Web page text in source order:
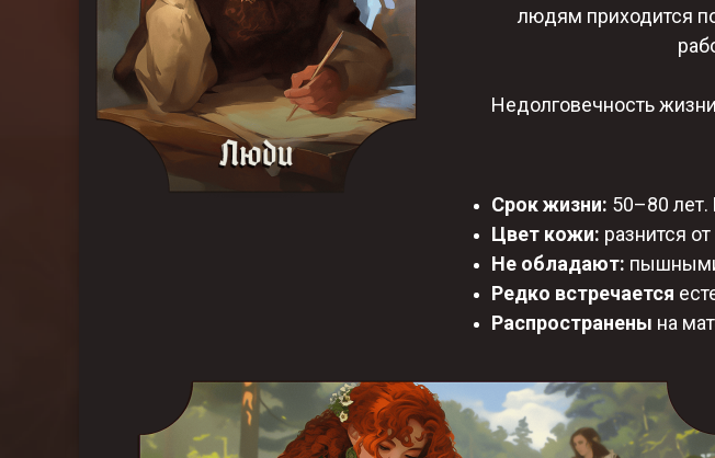
людям приходится
Недолговечность
Срок жизни: 50–80
Цвет кожи: разнится
Не обладают: пышными
Редко встречается
Распространены на